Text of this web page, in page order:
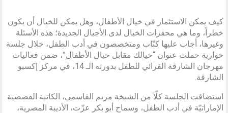
كيف يمكن الاستثمار في خيال الأطفال، وهل يمكن للخيال أن يكون
خطراً، وما هي محفزات الخيال لدى الأجيال الجديدة؛ هذه الأسئلة
وغيرها، أجاب عليها كتّاب ومتخصصون في أدب الطفل، خلال جلسة
حوارية حملت عنوان “خيالك مقابل خيال الأطفال”، ضمن فعاليات
مهرجان الشارقة القرائي للطفل بدورته الـ 14، في مركز إكسبو
الشارقة.
استضافت الجلسة كلّاً من الشيخة مريم القاسمي، الكاتبة القصصية
الإماراتيّة في أدب الطفل، وسماح أبو بكر عزّت، الأديبة المصرية،